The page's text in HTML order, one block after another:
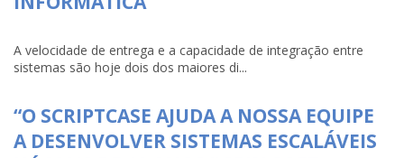
A velocidade de entrega e a capacidade de integração entre
sistemas são hoje dois dos maiores di...
“O SCRIPTCASE AJUDA A NOSSA EQUIPE
A DESENVOLVER SISTEMAS ESCALÁVEIS